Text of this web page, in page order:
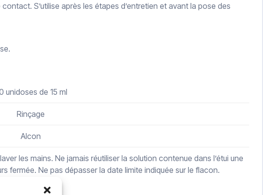
S’utilise après les étapes d’entretien et avant la pose des
unidoses de 15 ml
Rinçage
Alcon
les mains. Ne jamais réutiliser la solution contenue dans l’étui une
fermée. Ne pas dépasser la date limite indiquée sur le flacon.